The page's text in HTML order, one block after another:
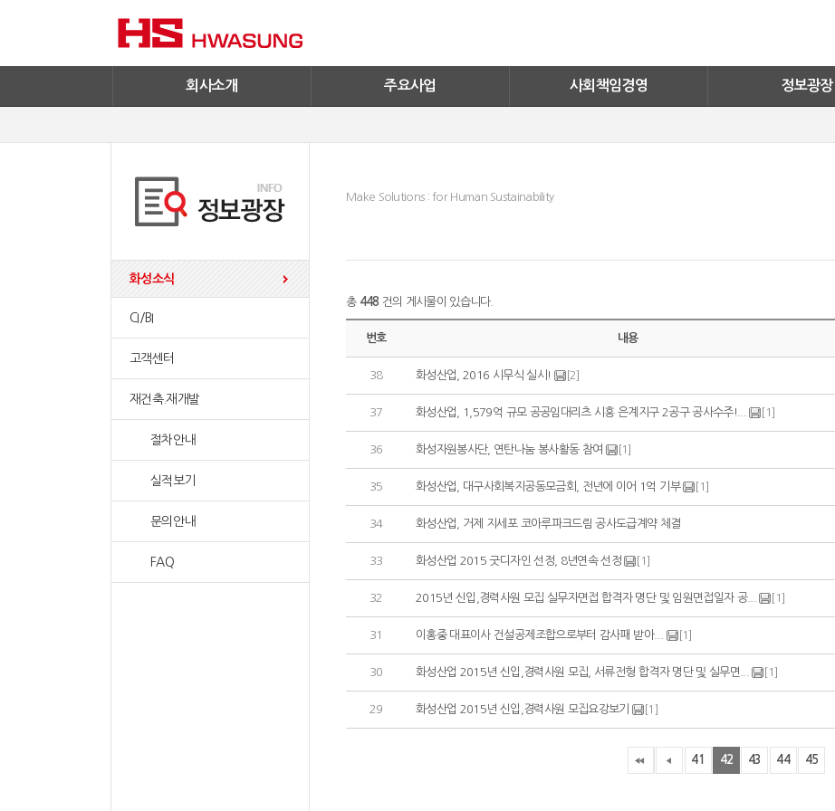
회사소개
기업IR
주요사업 사회책임경영 정보광장
화성소식
CI/BI
고객센터
재건축.재개발
절차안내
실적보기
문의안내
FAQ
Make Solutions : for Human Sustainability
총 448 건의 게시물이 있습니다.
번호 내용
38 화성산업, 2016 시무식 실시! [2]
37 화성산업, 1,579억 규모 공공임대리츠 시흥 은계지구 2공구 공사수주!... [1]
36 화성자원봉사단, 연탄나눔 봉사활동 참여 [1]
35 화성산업, 대구사회복지공동모금회, 전년에 이어 1억 기부 [1]
34 화성산업, 거제 지세포 코아루파크드림 공사도급계약 체결
33 화성산업 2015 굿디자인 선정, 8년연속 선정 [1]
32 2015년 신입,경력사원 모집 실무자면접 합격자 명단 및 임원면접일자 공... [1]
31 이홍중 대표이사 건설공제조합으로부터 감사패 받아... [1]
30 화성산업 2015년 신입,경력사원 모집, 서류전형 합격자 명단 및 실무면... [1]
29 화성산업 2015년 신입,경력사원 모집요강보기 [1]
41 42 43 44 45